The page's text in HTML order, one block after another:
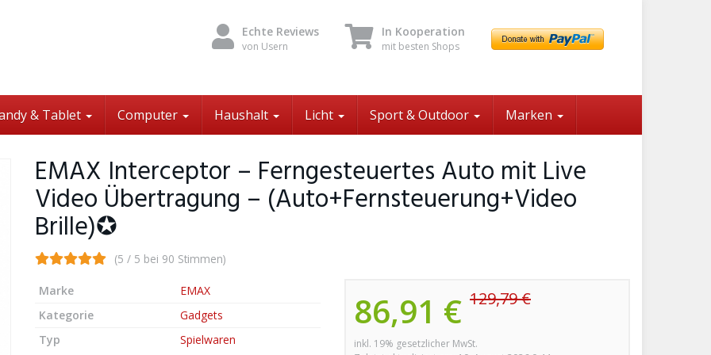
Echte Reviews
von Usern
In Kooperation
mit besten Shops
& Tablet Computer Haushalt Licht Sport & Outdoor Marken
EMAX Interceptor – Ferngesteuertes Auto mit Live
Video Übertragung – (Auto+Fernsteuerung+Video
Brille)✪
(5 / 5 bei 90 Stimmen)
86,91 € 129,79 €
inkl. 19% gesetzlicher MwSt.
Marke
EMAX
Kategorie
Gadgets
Typ
Spielwaren